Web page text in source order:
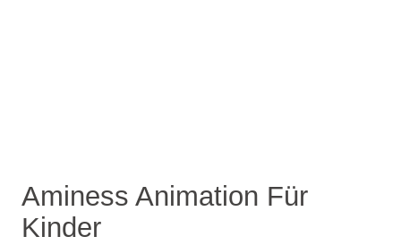
Aminess Animation Für
Kinder